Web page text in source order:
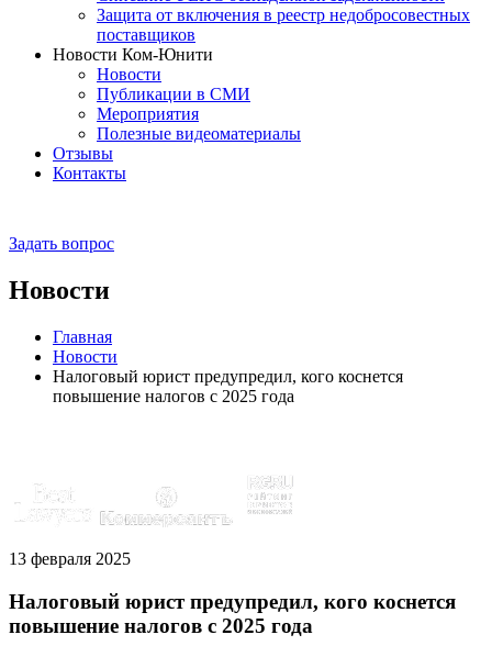
Защита от включения в реестр недобросовестных
поставщиков
Новости Ком-Юнити
Новости
Публикации в СМИ
Мероприятия
Полезные видеоматериалы
Отзывы
Контакты
Задать вопрос
Новости
Главная
Новости
Налоговый юрист предупредил, кого коснется
повышение налогов с 2025 года
13 февраля 2025
Налоговый юрист предупредил, кого коснется
повышение налогов с 2025 года